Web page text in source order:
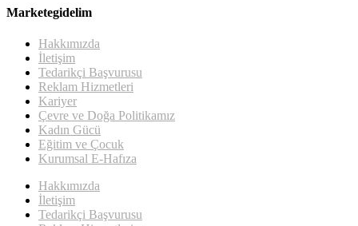
Marketegidelim
Hakkımızda
İletişim
Tedarikçi Başvurusu
Reklam Hizmetleri
Kariyer
Çevre ve Doğa Politikamız
Kadın Gücü
Eğitim ve Çocuk
Kurumsal E-Hafıza
Hakkımızda
İletişim
Tedarikçi Başvurusu